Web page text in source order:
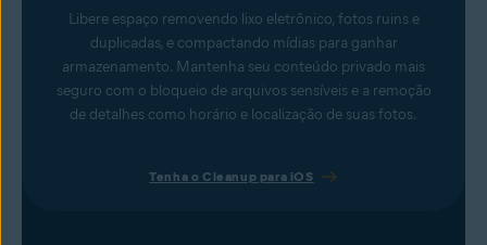
Libere espaço removendo lixo eletrônico, fotos ruins e
duplicadas, e compactando mídias para ganhar
armazenamento. Mantenha seu conteúdo privado mais
seguro com o bloqueio de arquivos sensíveis e a remoção
de detalhes como horário e localização de suas fotos.
Tenha o Cleanup para iOS